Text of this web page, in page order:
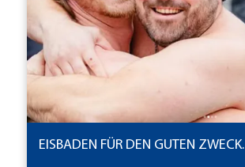
EISBADEN FÜR DEN GUTEN ZWECK.